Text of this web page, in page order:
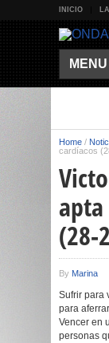
INICIO
MENU
Home /
cardíacos
(28-
By Marina
Sufrir para
para
Vencer en
personas